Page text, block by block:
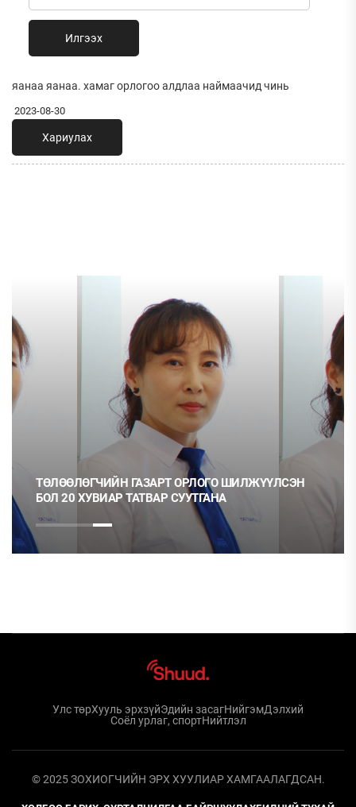
Илгээх
яанаа яанаа. хамаг орлогоо алдлаа наймаачид чинь
2023-08-30
Хариулах
ТӨЛӨӨЛӨГЧИЙН ГАЗАРТ ОРЛОГО ШИЛЖҮҮЛСЭН
БОЛ 20 ХУВИАР ТАТВАР СУУТГАНА
Улс төрХууль эрхзүйЭдийн засагНийгэмДэлхий
Соёл урлаг, спортНийтлэл
© 2025 ЗОХИОГЧИЙН ЭРХ ХУУЛИАР ХАМГААЛАГДСАН.